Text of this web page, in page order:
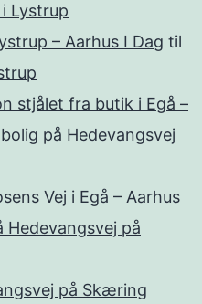
Lystrup
– Aarhus I Dag til
stjålet fra butik i Egå –
på Hedevangsvej
Vej i Egå – Aarhus
Hedevangsvej på
på Skæring